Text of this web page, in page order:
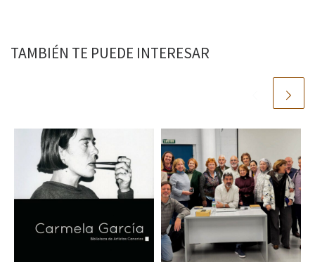
TAMBIÉN TE PUEDE INTERESAR